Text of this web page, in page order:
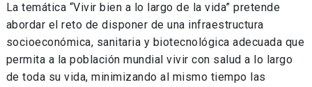
La temática “Vivir bien a lo largo de la vida” pretende
abordar el reto de disponer de una infraestructura
socioeconómica, sanitaria y biotecnológica adecuada que
permita a la población mundial vivir con salud a lo largo
de toda su vida, minimizando al mismo tiempo las